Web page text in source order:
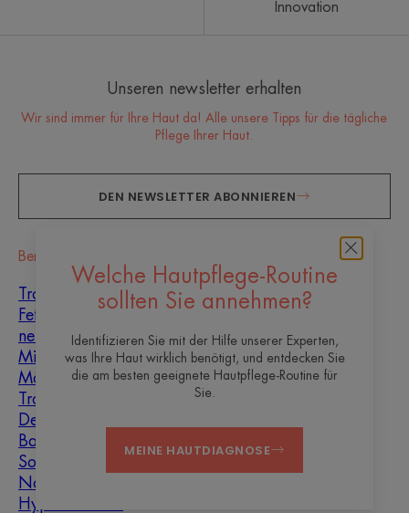
Welche Hautpflege-Routine
sollten Sie annehmen?
Identifizieren Sie mit der Hilfe unserer Experten,
was Ihre Haut wirklich benötigt, und entdecken Sie
die am besten geeignete Hautpflege-Routine für
Sie.
MEINE HAUTDIAGNOSE
Innovation
Unseren newsletter erhalten
Wir sind immer für Ihre Haut da! Alle unsere Tipps für die tägliche
Pflege Ihrer Haut.
DEN NEWSLETTER ABONNIEREN
Beratung
Trockene Haut
Fettige, zu Unreinheiten
neigende Haut
Mischhaut
Männer
Trockenheit und
Dehydrierung
Baby
Sonne
Narbenheilung
Hyperkeratose